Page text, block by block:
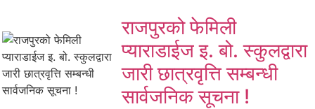
राजपुरको फेमिली
प्याराडाईज इ. बो. स्कुलद्वारा
जारी छात्रवृत्ति सम्बन्धी
सार्वजनिक सूचना !